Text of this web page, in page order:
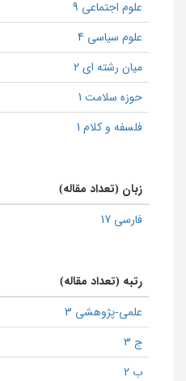
علوم اجتماعی 9
علوم سیاسی 4
میان رشته ای 2
حوزه سلامت 1
فلسفه و کلام 1
زبان (تعداد مقاله)
فارسی 17
رتبه (تعداد مقاله)
علمی-پژوهشی 3
ج 3
ب 2